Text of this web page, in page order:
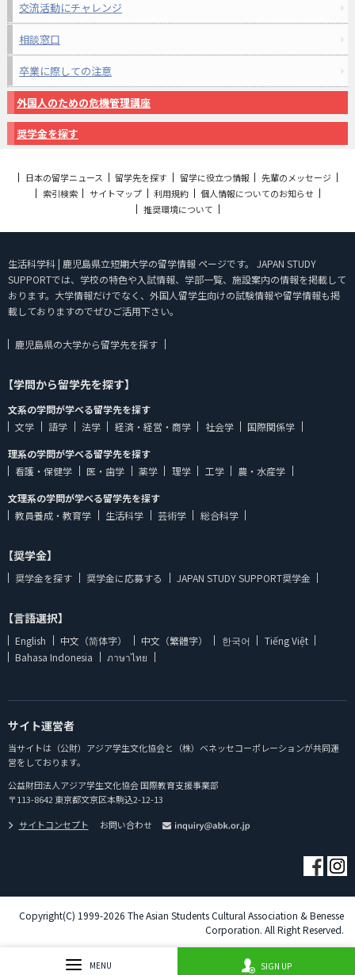
交流活動にチャレンジ
相談窓口
卒業に際しての注意
外国人のための危機管理講座
奨学金を探す
日本の留学ニュース 留学先を探す 留学に役立つ情報
先輩のメッセージ
索引検索
サイトマップ 利用規約
個人情報についてのお知らせ
推奨環境について
生活科学科 | 鹿児島県立短期大学の留学情報 ページです。 JAPAN STUDY
SUPPORTでは、学校の特色や入試情報、学部一覧、施設案内の情報を掲載して
おります。大学情報だけでなく、外国人留学生向けの試験情報や留学情報も掲
載しておりますのでぜひご活用下さい。
鹿児島県の大学から留学先を探す
【学問から留学先を探す】
文系の学問が学べる留学先を探す
文学
語学 法学 経済・経営・商学 社会学
国際関係学
理系の学問が学べる留学先を探す
看護・保健学
医・歯学 薬学 理学 工学
農・水産学
文理系の学問が学べる留学先を探す
教員養成・教育学
生活科学 芸術学 総合科学
【奨学金】
奨学金を探す 奨学金に応募する JAPAN STUDY SUPPORT奨学金
【言語選択】
English 中文（简体字） 中文（繁體字） 한국어
Tiếng Việt
Bahasa Indonesia
ภาษาไทย
サイト運営者
当サイトは（公財）アジア学生文化協会と（株）ベネッセコーポレーションが共同運
営をしております。
公益財団法人アジア学生文化協会 国際教育支援事業部
〒113-8642 東京都文京区本駒込2-12-13
サイトコンセプト
お問い合わせ
Copyright(C) 1999-2026 The Asian Students Cultural Association & Benesse
Corporation. All Right Reserved.
MENU SIGN UP